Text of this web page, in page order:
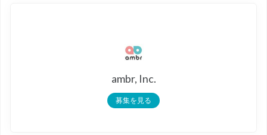
ambr, Inc.
募集を見る